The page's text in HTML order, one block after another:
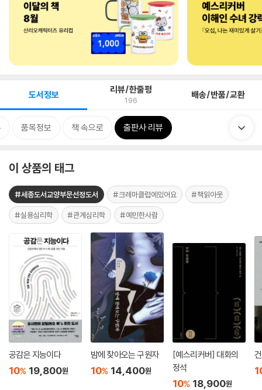
도서정보 리뷰/한줄평
196 배송/반품/교환
품목정보 책 속으로 출판사 리뷰
이 상품의 태그
#세종도서교양부문선정도서 #크레마클럽에있어요 #책읽아웃
#실용심리학 #관계심리학 #예민한사람
공감은 지능이다
10% 19,800원
밤에 찾아오는 구원자
10% 14,400원
[예스리커버] 대화의
정석
10% 18,900원